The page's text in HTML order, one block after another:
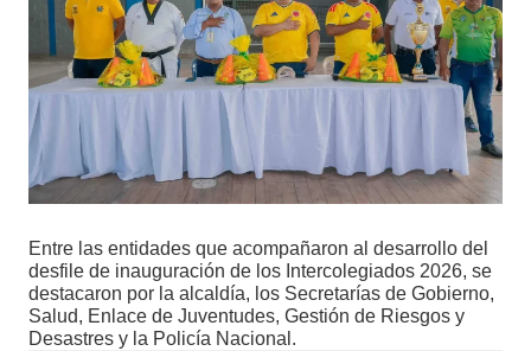
Entre las entidades que acompañaron al desarrollo del
desfile de inauguración de los Intercolegiados 2026, se
destacaron por la alcaldía, los Secretarías de Gobierno,
Salud, Enlace de Juventudes, Gestión de Riesgos y
Desastres y la Policía Nacional.